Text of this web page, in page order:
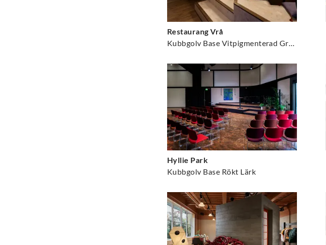
Restaurang Vrå
Hyllie Park
Kubbgolv Base Rökt Lärk